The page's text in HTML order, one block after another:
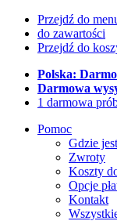
Przejdź do
do zawartości
Przejdź do
Polska:
Darmowa
1 darmowa
Pomoc
Gdzie
Zwroty
Koszty
Opcje
Kontakt